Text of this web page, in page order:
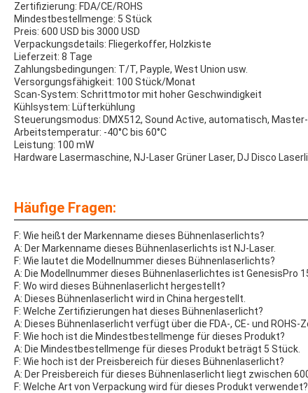
Zertifizierung: FDA/CE/ROHS
Mindestbestellmenge: 5 Stück
Preis: 600 USD bis 3000 USD
Verpackungsdetails: Fliegerkoffer, Holzkiste
Lieferzeit: 8 Tage
Zahlungsbedingungen: T/T, Payple, West Union usw.
Versorgungsfähigkeit: 100 Stück/Monat
Scan-System: Schrittmotor mit hoher Geschwindigkeit
Kühlsystem: Lüfterkühlung
Steuerungsmodus: DMX512, Sound Active, automatisch,
Arbeitstemperatur: -40°C bis 60°C
Leistung: 100 mW
Hardware Lasermaschine, NJ-Laser Grüner Laser, DJ Disco
Häufige Fragen:
F: Wie heißt der Markenname dieses Bühnenlaserlichts?
A: Der Markenname dieses Bühnenlaserlichts ist NJ-Laser.
F: Wie lautet die Modellnummer dieses Bühnenlaserlichts?
A: Die Modellnummer dieses Bühnenlaserlichtes ist GenesisPro
F: Wo wird dieses Bühnenlaserlicht hergestellt?
A: Dieses Bühnenlaserlicht wird in China hergestellt.
F: Welche Zertifizierungen hat dieses Bühnenlaserlicht?
A: Dieses Bühnenlaserlicht verfügt über die FDA-, CE- und ROHS-
F: Wie hoch ist die Mindestbestellmenge für dieses Produkt?
A: Die Mindestbestellmenge für dieses Produkt beträgt 5 Stück.
F: Wie hoch ist der Preisbereich für dieses Bühnenlaserlicht?
A: Der Preisbereich für dieses Bühnenlaserlicht liegt zwischen
F: Welche Art von Verpackung wird für dieses Produkt verwendet?